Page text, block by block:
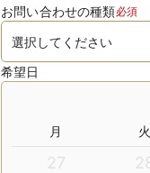
お問い合わせの種類必須
希望日
月 火
27